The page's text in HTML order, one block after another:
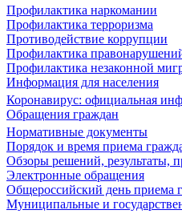
Профилактика наркомании
Профилактика терроризма
Противодействие коррупции
Профилактика
Профилактика незаконной
Информация для населения
Коронавирус: официальная
Обращения граждан
Нормативные документы
Порядок и время приема
Обзоры решений, результаты,
Электронные обращения
Общероссийский день приема
Муниципальные и